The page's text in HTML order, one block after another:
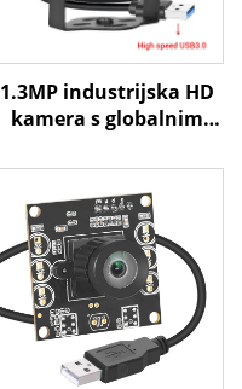
1.3MP industrijska HD
kamera s globalnim
400fps/200fps za
snimanje brzih pokreta
bez vođenja,
minikamera